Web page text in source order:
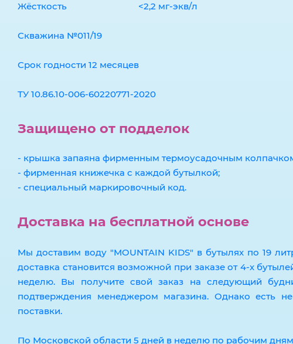
Жёсткость
<2,2 мг-экв/л
Скважина №011/19
Срок годности 12 месяцев
ТУ 10.86.10-006-60220771-2020
Защищено от подделок
- крышка запаяна фирменным термоусадочным
- фирменная книжечка с каждой бутылкой;
- специальный маркировочный код.
Доставка на бесплатной основе
Мы доставим воду "MOUNTAIN KIDS" в бутылях по 19
доставка становится возможной при заказе от 4-х
неделю. Вы получите свой заказ на следующий
подтверждения менеджером магазина. Однако есть
поставки.
По Московской области 5 дней в неделю по рабочим